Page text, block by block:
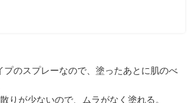
プのスプレーなので、塗ったあとに肌のべ
りが少ないので、ムラがなく塗れる。